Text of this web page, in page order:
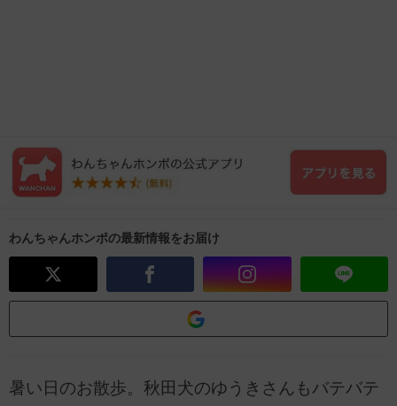
わんちゃんホンポの最新情報をお届け
暑い日のお散歩。秋田犬のゆうきさんもバテバテ